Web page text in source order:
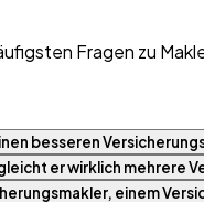
Fragen zu
besseren
er wirklich mehrere
einem